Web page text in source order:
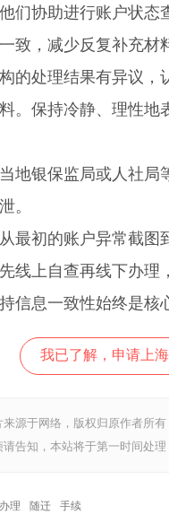
们协助进行账户状
致，减少反复补充材
处理结果有异议，
。保持冷静、理性
银保监局或人社局
。
初的账户异常截图
上自查再线下办理
信息一致性始终是核
我已了解，申请上
来源于网络，版权归原作者所
告知，本站将于第一时间处理
办理 随迁 手续